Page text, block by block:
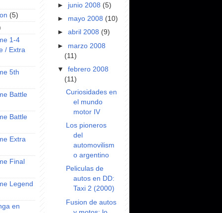
(5)
1-4
/ Extra
5th
Battle
Battle
Extra
Final
Legend
en
► junio 2008 (5)
► mayo 2008 (10)
►abril 2008 (9)
► marzo 2008
(11)
▼febrero 2008
(11)
Curiosidades en
el mundo
motor IV
Los pioneros
del
automovilism
o argentino
Peliculas de
autos en DD:
Taxi 2 (2000)
Fusion de autos